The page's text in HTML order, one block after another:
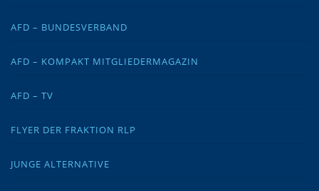
AFD – BUNDESVERBAND
AFD – KOMPAKT MITGLIEDERMAGAZIN
AFD – TV
FLYER DER FRAKTION RLP
JUNGE ALTERNATIVE